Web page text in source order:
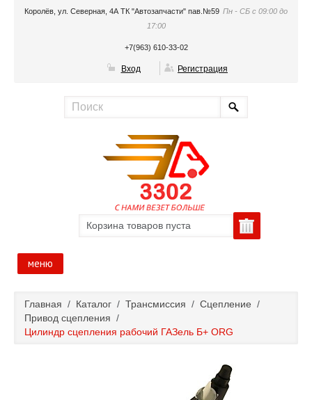
Королёв, ул. Северная, 4А ТК "Автозапчасти" пав.№59 Пн - СБ с 09:00 до
17:00
+7(963) 610-33-02
Вход Регистрация
Корзина товаров пуста
меню
Каталог
Главная / Каталог / Трансмиссия / Сцепление /
Привод сцепления /
Цилиндр сцепления рабочий ГАЗель Б+ ORG